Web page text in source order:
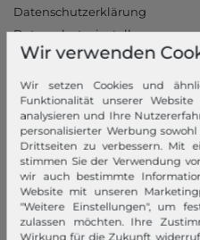
Datenschutzerklärung
Datenschutzeinstellungen
Barrierefreiheitserklärung
Jobs
Unsere Stores
Mein Konto
Login
Neukunde?
Informationen
Wir verwenden
Wir setzen Cookies und
Funktionalität unserer
analysieren und Ihre
personalisierter Werbung
Drittseiten zu verbessern. Mit
stimmen Sie der Verwendung
wir auch bestimmte
Website mit unseren
"Weitere Einstellungen", um
zulassen möchten. Ihre
Wirkung für die Zukunft